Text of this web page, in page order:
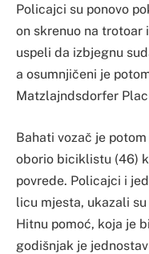
Policajci su ponovo
on skrenuo na trotoar
uspeli da izbjegnu
a osumnjičeni je
Matzlajndsdorfer
Bahati vozač je
oborio biciklistu (46)
povrede. Policajci i
licu mjesta, ukazali
Hitnu pomoć, koja je
godišnjak je